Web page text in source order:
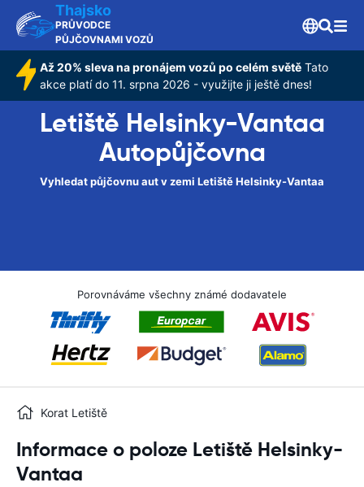
Thajsko
PRŮVODCE
PŮJČOVNAMI VOZŮ
Až 20% sleva na pronájem vozů po celém světě Tato
akce platí do 11. srpna 2026 - využijte ji ještě dnes!
Letiště Helsinky-Vantaa
Autopůjčovna
Vyhledat půjčovnu aut v zemi Letiště Helsinky-Vantaa
Porovnáváme všechny známé dodavatele
Korat Letiště
Informace o poloze Letiště Helsinky-
Vantaa